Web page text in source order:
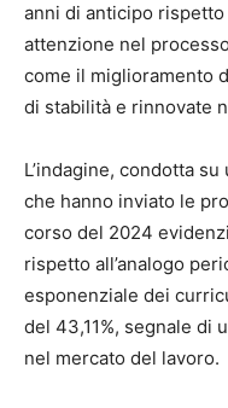
anni di anticipo
attenzione nel
come il miglioramento
di stabilità e rinnovate
L’indagine, condotta
che hanno inviato le
corso del 2024
rispetto all’analogo
esponenziale dei
del 43,11%, segnale di
nel mercato del lavoro.